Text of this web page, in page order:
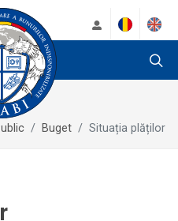
Buget Situația plăților